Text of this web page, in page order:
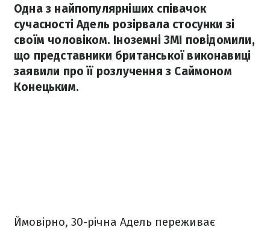
Одна з найпопулярніших співачок
сучасності Адель розірвала стосунки зі
своїм чоловіком. Іноземні ЗМІ повідомили,
що представники британської виконавиці
заявили про її розлучення з Саймоном
Конецьким.
Ймовірно, 30-річна Адель переживає